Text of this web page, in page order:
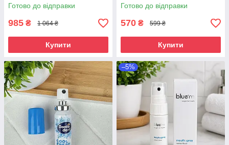
Готово до відправки
985 ₴ 1 064 ₴
Купити
Готово до відправки
570 ₴ 599 ₴
Купити
–5%